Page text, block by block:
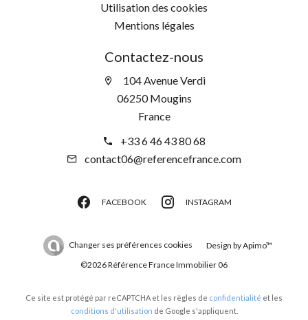
Utilisation des cookies
Mentions légales
Contactez-nous
104 Avenue Verdi
06250 Mougins
France
+33 6 46 43 80 68
contact06@referencefrance.com
FACEBOOK INSTAGRAM
Changer ses préférences cookies Design byApimo™
©2026 Référence France Immobilier 06
Ce site est protégé par reCAPTCHA et les règles de confidentialité et les
conditions d'utilisation de Google s'appliquent.